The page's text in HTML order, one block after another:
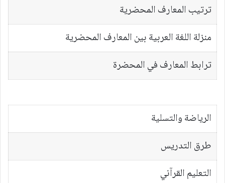
ترتيب المعارف المحضرية
منزلة اللغة العربية بين المعارف المحضرية
ترابط المعارف في المحضرة
الرياضة والتسلية
طرق التدريس
التعليم القرآني